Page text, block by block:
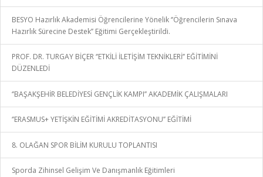
BESYO Hazırlık Akademisi Öğrencilerine Yönelik ‘’Öğrencilerin Sınava
Hazırlık Sürecine Destek’’ Eğitimi Gerçekleştirildi.
PROF. DR. TURGAY BİÇER ‘’ETKİLİ İLETİŞİM TEKNİKLERİ’’ EĞİTİMİNİ
DÜZENLEDİ
‘’BAŞAKŞEHİR BELEDİYESİ GENÇLİK KAMPI’’ AKADEMİK ÇALIŞMALARI
‘’ERASMUS+ YETİŞKİN EĞİTİMİ AKREDİTASYONU’’ EĞİTİMİ
8. OLAĞAN SPOR BİLİM KURULU TOPLANTISI
Sporda Zihinsel Gelişim Ve Danışmanlık Eğitimleri